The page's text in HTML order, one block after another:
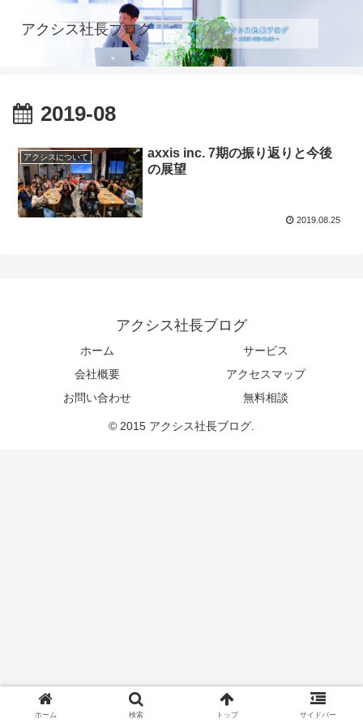
アクシス社長ブログ
2019-08
アクシスについて
axxis inc. 7期の振り返りと今後
の展望
2019.08.25
アクシス社長ブログ
ホーム
サービス
会社概要
アクセスマップ
お問い合わせ
無料相談
© 2015 アクシス社長ブログ.
ホーム 検索 トップ サイドバー